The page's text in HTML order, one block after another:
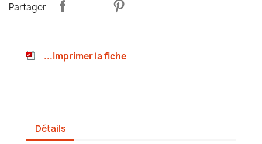
Partager
...Imprimer la fiche
Détails